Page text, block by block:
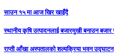
साउन १५ मा आज खिर खाइँदै
स्थानीय कृषि उत्पादनलाई बजारमुखी बनाउन
राप्ती आँखा अस्पतालको शल्यक्रिया भवन उद्घाटन